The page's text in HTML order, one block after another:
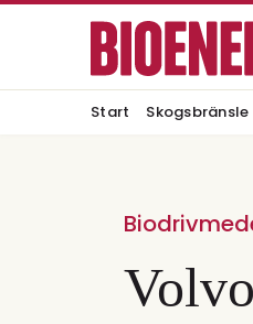
Start Skogsbränsle